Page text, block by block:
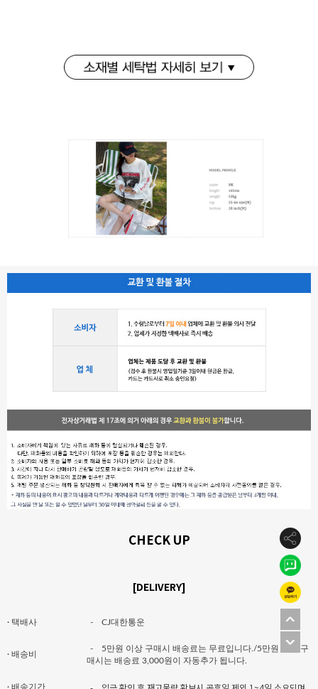
CHECK UP
[DELIVERY]
· 택배사 - CJ대한통운
· 배송비
-
5만원 이상 구매시 배송료는 무료입니다./5만원 미만 구
매시는 배송료 3,000원이 자동추가 됩니다.
· 배송기간